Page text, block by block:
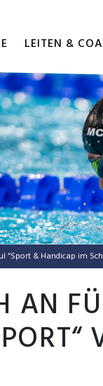
LEITEN &
“Sport & Handicap im
AN